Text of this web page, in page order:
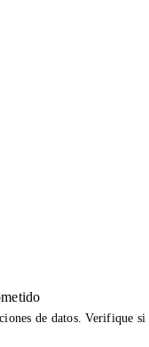
de datos. Verifique